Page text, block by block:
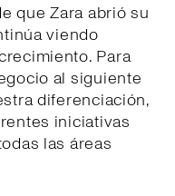
que Zara abrió su
viendo
Para
al siguiente
diferenciación,
iniciativas
las áreas